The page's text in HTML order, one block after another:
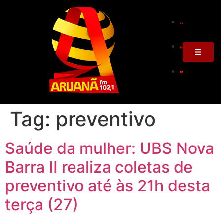
Tag: preventivo
Saúde da mulher: UBS Nova
Barra II realiza coletas de
preventivo até às 21h desta
terça (27)